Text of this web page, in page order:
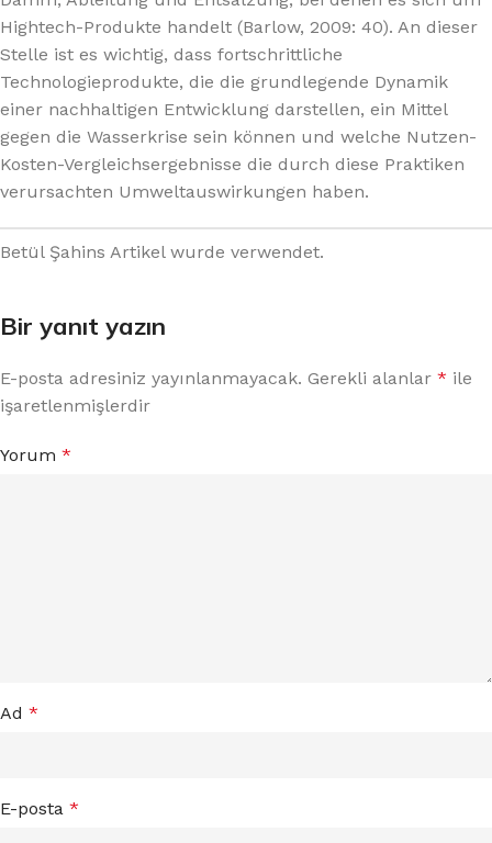
Hightech-Produkte handelt (Barlow, 2009: 40). An dieser
Stelle ist es wichtig, dass fortschrittliche
Technologieprodukte, die die grundlegende Dynamik
einer nachhaltigen Entwicklung darstellen, ein Mittel
gegen die Wasserkrise sein können und welche Nutzen-
Kosten-Vergleichsergebnisse die durch diese Praktiken
verursachten Umweltauswirkungen haben.
Betül Şahins Artikel wurde verwendet.
Bir yanıt yazın
E-posta adresiniz yayınlanmayacak. Gerekli alanlar * ile
işaretlenmişlerdir
Yorum *
Ad *
E-posta *